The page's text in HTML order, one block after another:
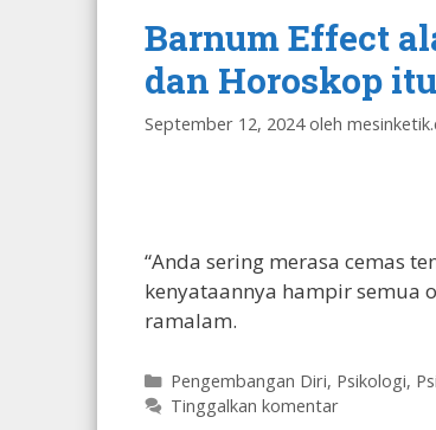
Barnum Effect
dan Horoskop
September 12, 2024 oleh
“Anda sering merasa cemas
kenyataannya hampir semua
ramalam.
Kategori
Pengembangan Diri, Psikologi,
Tinggalkan komentar